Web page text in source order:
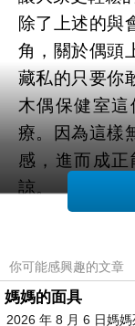
除了上述的與
角，關於偶頭
藏私的只要你
木偶保健室
療。因為這樣
感，進而成
諒。
其中多多老
我也不自覺的
型，總覺得或
你可能感興趣的文章
媽媽的面具
2026 年 8 月 6 日媽